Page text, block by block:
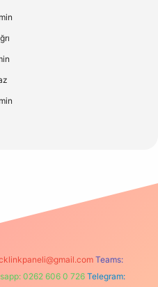
Teams:
0262 606 0 726 Telegram: